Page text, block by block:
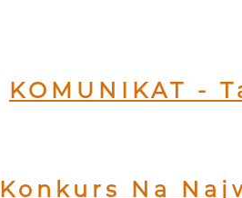
KOMUNIKAT -
Konkurs Na